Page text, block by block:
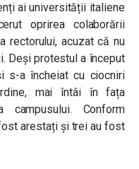
ai universității italiene
oprirea colaborării
rectorului, acuzat că nu
Deși protestul a început
s-a încheiat cu ciocniri
mai întâi în fața
Conform
arestați și trei au fost